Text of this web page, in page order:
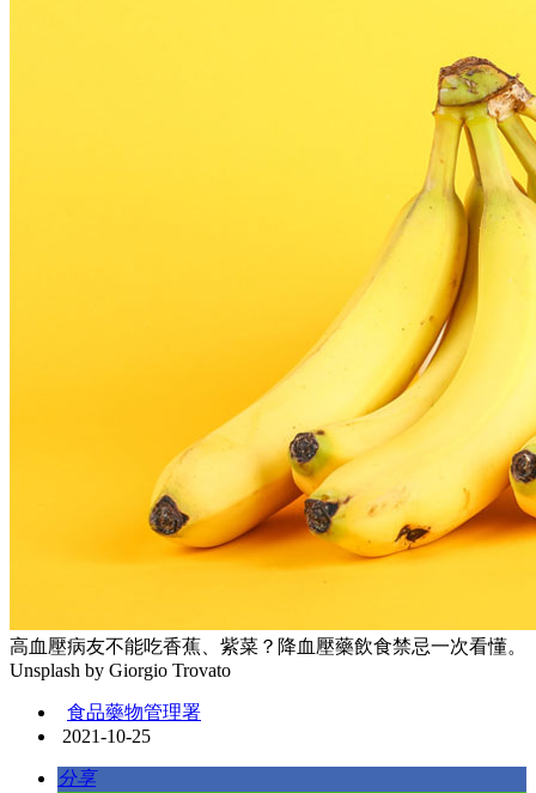
高血壓病友不能吃香蕉、紫菜？降血壓藥飲食禁忌一次看懂。
Unsplash by Giorgio Trovato
食品藥物管理署
2021-10-25
分享